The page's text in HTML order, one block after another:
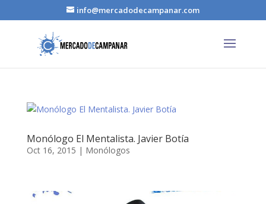
info@mercadodecampanar.com
Monólogo El Mentalista. Javier Botía
Oct 16, 2015 | Monólogos